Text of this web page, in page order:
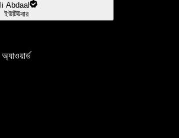
Abdaal
ইউটিউবার